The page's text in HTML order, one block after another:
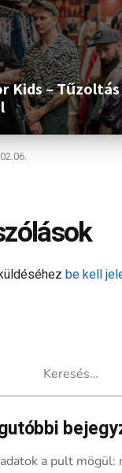
Kids – Tűzoltás
be kell
a pult mögül: